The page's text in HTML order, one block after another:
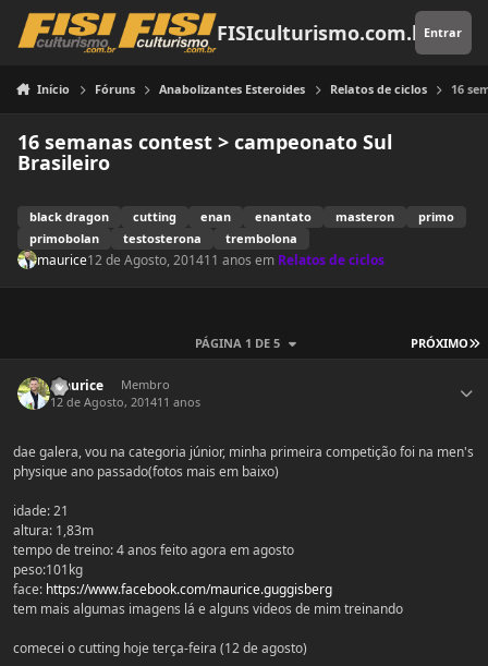
Pular para o conteúdo
FISIculturismo.com.brEntrar
Início Fóruns Anabolizantes Esteroides Relatos de ciclos 16
16 semanas contest > campeonato Sul
Brasileiro
black dragon cutting enan enantato masteron
primo
primobolan
testosterona trembolona
maurice12 de Agosto, 201411 anos em Relatos de ciclos
PRÓXIMO
PÁGINA 1 DE 5
maurice
Membro
12 de Agosto, 201411 anos
dae galera, vou na categoria júnior, minha primeira competição foi na men's
physique ano passado(fotos mais em baixo)
idade: 21
altura: 1,83m
tempo de treino: 4 anos feito agora em agosto
peso:101kg
face: https://www.facebook.com/maurice.guggisberg
tem mais algumas imagens lá e alguns videos de mim treinando
comecei o cutting hoje terça-feira (12 de agosto)